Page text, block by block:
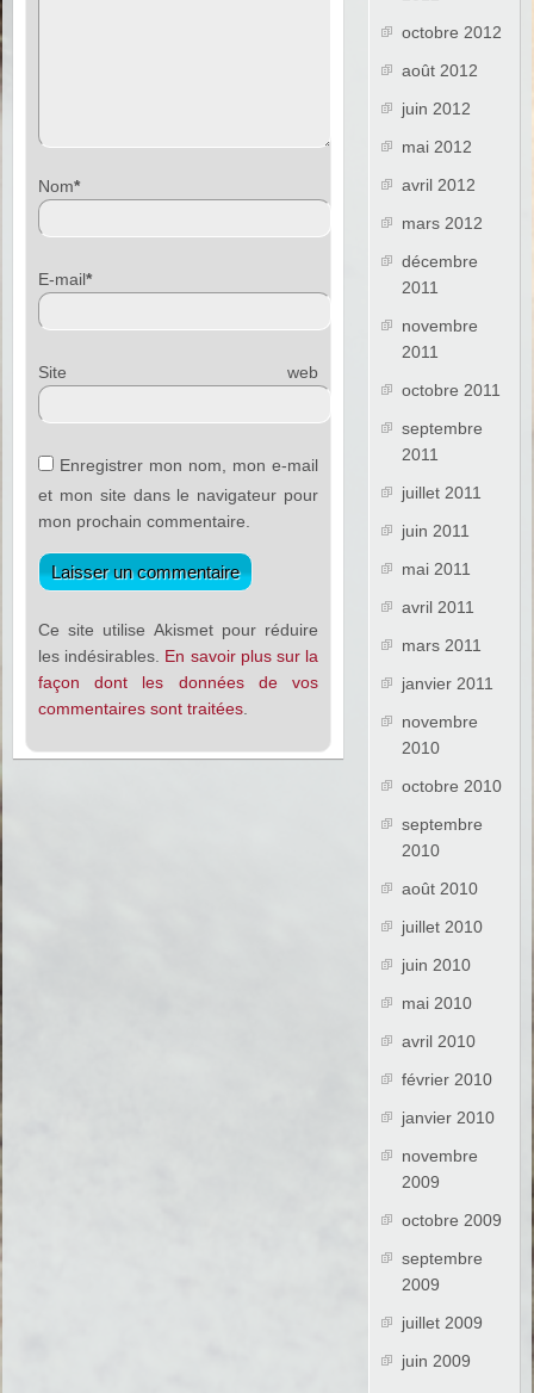
Nom*
E-mail*
Site web
Enregistrer mon nom, mon e-mail
et mon site dans le navigateur pour
mon prochain commentaire.
Ce site utilise Akismet pour réduire
les indésirables. En savoir plus sur la
façon dont les données de vos
commentaires sont traitées.
octobre 2012
août 2012
juin 2012
mai 2012
avril 2012
mars 2012
décembre
2011
novembre
2011
octobre 2011
septembre
2011
juillet 2011
juin 2011
mai 2011
avril 2011
mars 2011
janvier 2011
novembre
2010
octobre 2010
septembre
2010
août 2010
juillet 2010
juin 2010
mai 2010
avril 2010
février 2010
janvier 2010
novembre
2009
octobre 2009
septembre
2009
juillet 2009
juin 2009